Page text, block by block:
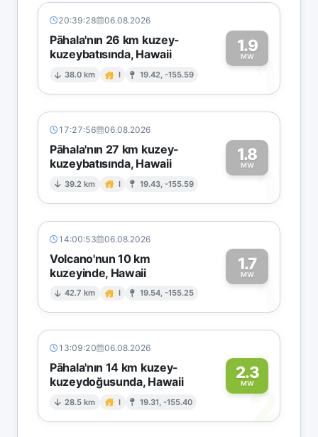
20:39:28 06.08.2026
Pāhala'nın 26 km kuzey-
kuzeybatısında, Hawaii
38.0 km I 19.42, -155.59
1.9
MW1
17:27:56 06.08.2026
Pāhala'nın 27 km kuzey-
kuzeybatısında, Hawaii
39.2 km I 19.43, -155.59
1.8
MW1
14:00:53 06.08.2026
Volcano'nun 10 km
kuzeyinde, Hawaii
42.7 km I 19.54, -155.25
1.7
MW1
13:09:20 06.08.2026
Pāhala'nın 14 km kuzey-
kuzeydoğusunda, Hawaii
28.5 km I 19.31, -155.40
2.3
MW
2